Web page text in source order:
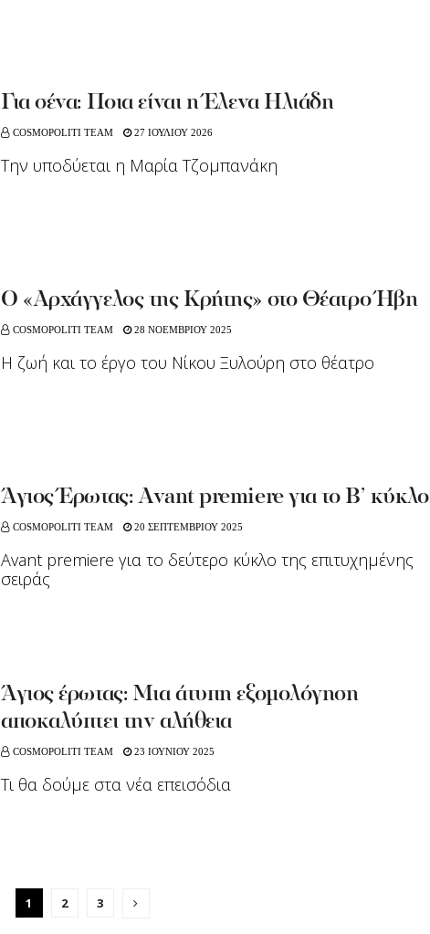
Για σένα: Ποια είναι η Έλενα Ηλιάδη
COSMOPOLITI TEAM 27 ΙΟΥΛΙΟΥ 2026
Την υποδύεται η Μαρία Τζομπανάκη
Ο «Αρχάγγελος της Κρήτης» στο Θέατρο Ήβη
COSMOPOLITI TEAM 28 ΝΟΕΜΒΡΙΟΥ 2025
Η ζωή και το έργο του Νίκου Ξυλούρη στο θέατρο
Άγιος Έρωτας: Αvant premiere για το Β’ κύκλο
COSMOPOLITI TEAM 20 ΣΕΠΤΕΜΒΡΙΟΥ 2025
Αvant premiere για το δεύτερο κύκλο της επιτυχημένης
σειράς
Άγιος έρωτας: Μια άτυπη εξομολόγηση
αποκαλύπτει την αλήθεια
COSMOPOLITI TEAM 23 ΙΟΥΝΙΟΥ 2025
Τι θα δούμε στα νέα επεισόδια
1 2 3